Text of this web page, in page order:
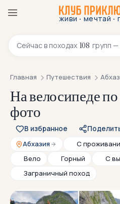
живи · мечтай ·
Сейчас в походах 108 групп
8 800 200-
Главная Путешествия
На велосипеде
фото
В избранное
Абхазия
С
Вело
Горный
С
Заграничный поход